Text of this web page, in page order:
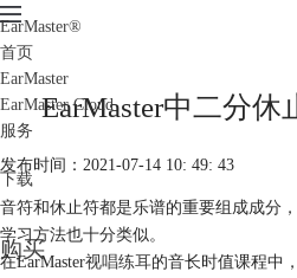
EarMaster®
首页
EarMaster
EarMaster Cloud
服务
下载
购买
EarMaster中二分休
发布时间：2021-07-14 10: 49: 43
音符和休止符都是乐谱的重要组成成分
学习方法也十分类似。
在EarMaster视唱练耳的音长时值课程中